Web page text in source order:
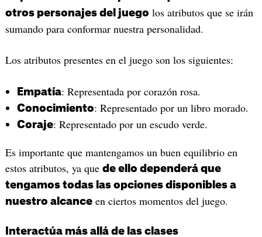
otros personajes del juego los atributos que se irán
sumando para conformar nuestra personalidad.
Los atributos presentes en el juego son los siguientes:
Empatía: Representada por corazón rosa.
Conocimiento: Representado por un libro morado.
Coraje: Representado por un escudo verde.
Es importante que mantengamos un buen equilibrio en
estos atributos, ya que de ello dependerá que
tengamos todas las opciones disponibles a
nuestro alcanceen ciertos momentos del juego.
Interactúa más allá de las clases